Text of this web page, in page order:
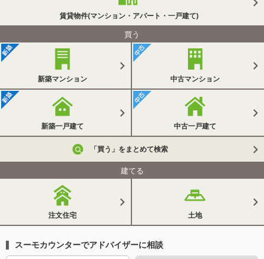
賃貸物件(マンション・アパート・一戸建て)
買う
新築マンション 中古マンション
新築一戸建て 中古一戸建て
「買う」をまとめて検索
建てる
注文住宅 土地
スーモカウンターでアドバイザーに相談